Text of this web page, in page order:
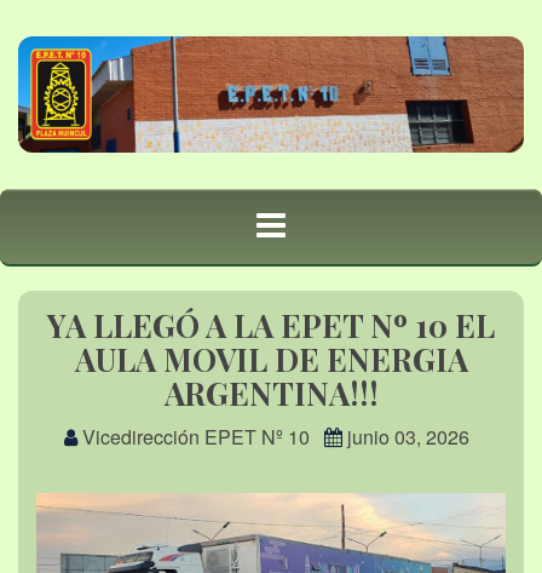
YA LLEGÓ A LA EPET Nº 10 EL
AULA MOVIL DE ENERGIA
ARGENTINA!!!
Vicedirección EPET Nº 10 junio 03, 2026